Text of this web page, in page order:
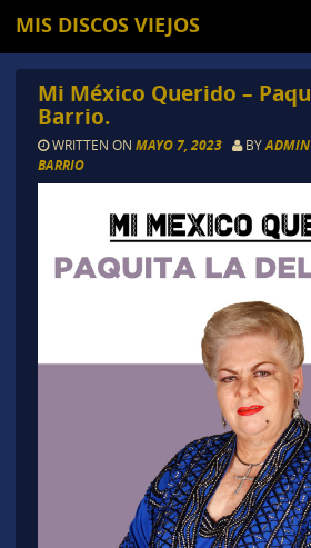
MIS DISCOS VIEJOS
Mi México Querido –
Barrio.
WRITTEN ON MAYO 7, 2023 BYADMIN
BARRIO